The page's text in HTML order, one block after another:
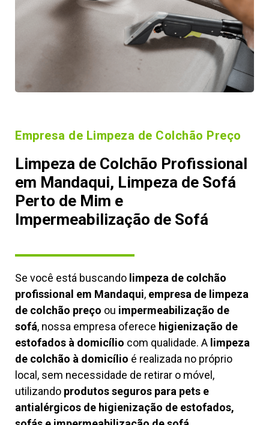
Empresa de Limpeza de Colchão Preço
Limpeza de Colchão Profissional
em Mandaqui, Limpeza de Sofá
Perto de Mim e
Impermeabilização de Sofá
Se você está buscando limpeza de colchão
profissional em Mandaqui, empresa de limpeza
de colchão preço ou impermeabilização de
sofá, nossa empresa oferece higienização de
estofados à domicílio com qualidade. A limpeza
de colchão à domicílio é realizada no próprio
local, sem necessidade de retirar o móvel,
utilizando produtos seguros para pets e
antialérgicos de higienização de estofados,